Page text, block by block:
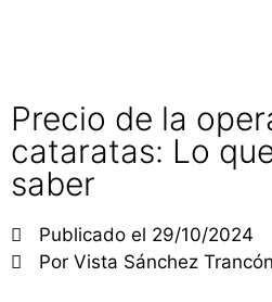
Precio de la
cataratas: Lo
saber
Publicado el 29/10/2024
Por Vista Sánchez Trancón